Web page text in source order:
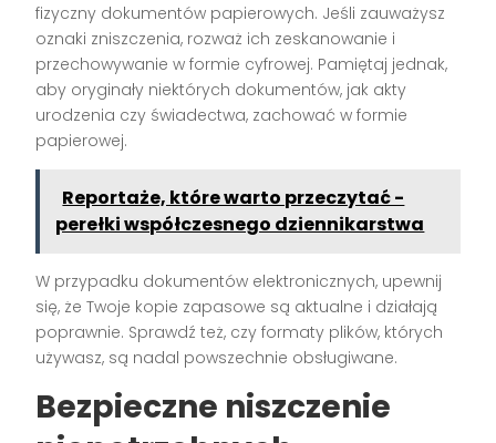
fizyczny dokumentów papierowych. Jeśli zauważysz
oznaki zniszczenia, rozważ ich zeskanowanie i
przechowywanie w formie cyfrowej. Pamiętaj jednak,
aby oryginały niektórych dokumentów, jak akty
urodzenia czy świadectwa, zachować w formie
papierowej.
Reportaże, które warto przeczytać -
perełki współczesnego dziennikarstwa
W przypadku dokumentów elektronicznych, upewnij
się, że Twoje kopie zapasowe są aktualne i działają
poprawnie. Sprawdź też, czy formaty plików, których
używasz, są nadal powszechnie obsługiwane.
Bezpieczne niszczenie